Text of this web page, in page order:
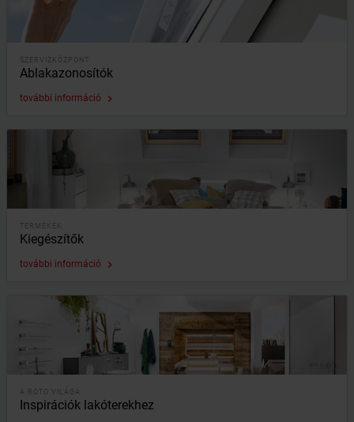
SZERVIZKÖZPONT
Ablakazonosítók
további információ keyboard_arrow_right
TERMÉKEK
Kiegészítők
további információ keyboard_arrow_right
A ROTO VILÁGA
Inspirációk lakóterekhez